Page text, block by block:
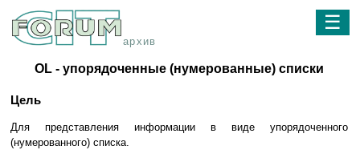
архив
☰
OL - упорядоченные (нумерованные) списки
Цель
Для представления информации в виде упорядоченного
(нумерованного) списка.